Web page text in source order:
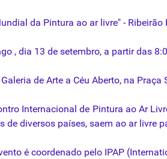
da Pintura ao ar livre" - Ribeirão
, dia 13 de setembro, a partir das
Galeria de Arte a Céu Aberto, na Praça
Internacional de Pintura ao Ar
de diversos países, saem ao ar livre
é coordenado pelo IPAP